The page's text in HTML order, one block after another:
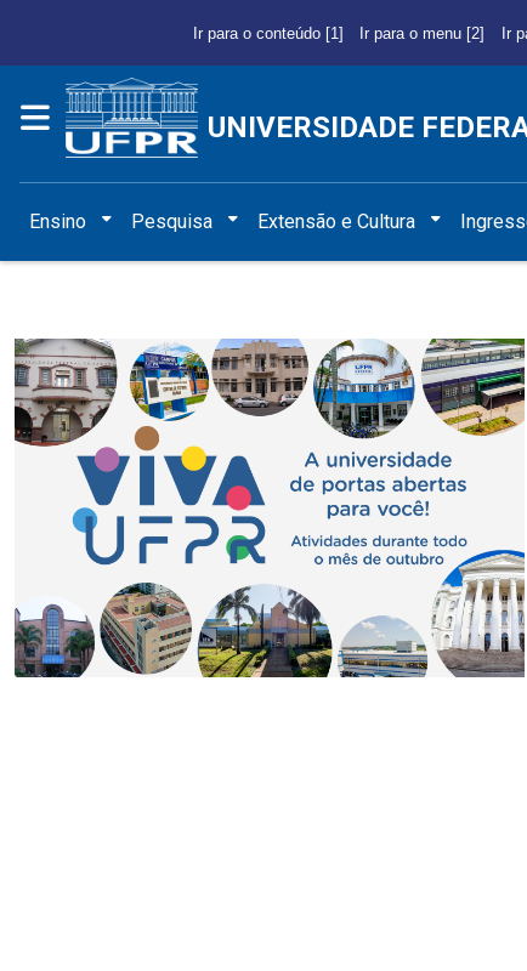
Ir para o conteúdo [1] Ir para o menu [2] Ir
UNIVERSIDADE
Ensino Pesquisa Extensão e Cultura